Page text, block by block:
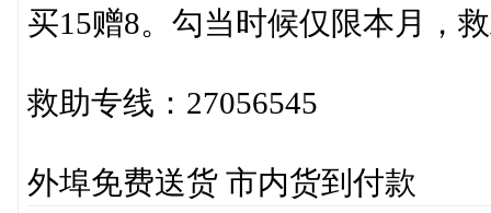
买15赠8。勾当时候仅限本月，
救助专线：27056545
外埠免费送货 市内货到付款